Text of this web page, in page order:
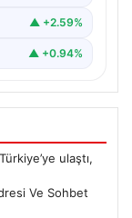
▲ +2.59%
▲ +0.94%
ulaştı,
Ve Sohbet